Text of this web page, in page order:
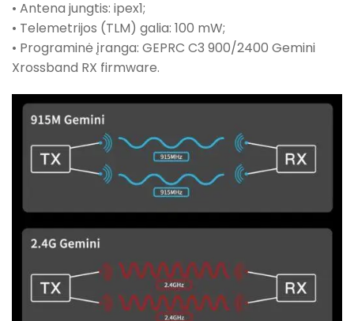
• Antena jungtis: ipex1;
• Telemetrijos (TLM) galia: 100 mW;
• Programinė įranga: GEPRC C3 900/2400 Gemini
Xrossband RX firmware.